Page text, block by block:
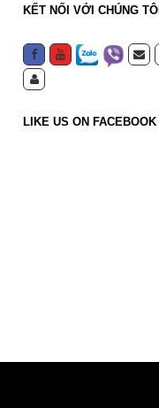
KẾT NỐI VỚI CHÚNG TÔI
LIKE US ON FACEBOOK